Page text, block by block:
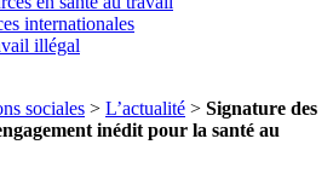
internationales
illégal
sociales > L’actualité > Signature des
inédit pour la santé au